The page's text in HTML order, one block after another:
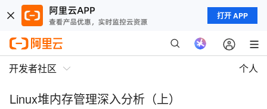
打开 APP
开发者社区 个人
Linux堆内存管理深入分析（上）